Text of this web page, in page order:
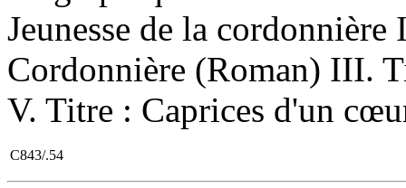
Jeunesse de la
Cordonnière (Roman) III.
V. Titre : Caprices d'un
C843/.54